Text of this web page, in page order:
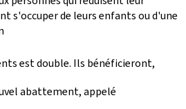
s'occuper de leurs enfants ou d'une
est double. Ils bénéficieront,
abattement, appelé